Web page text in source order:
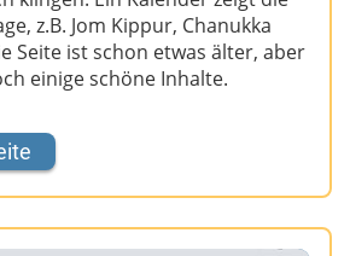
z.B. Jom Kippur, Chanukka
Seite ist schon etwas älter, aber
einige schöne Inhalte.